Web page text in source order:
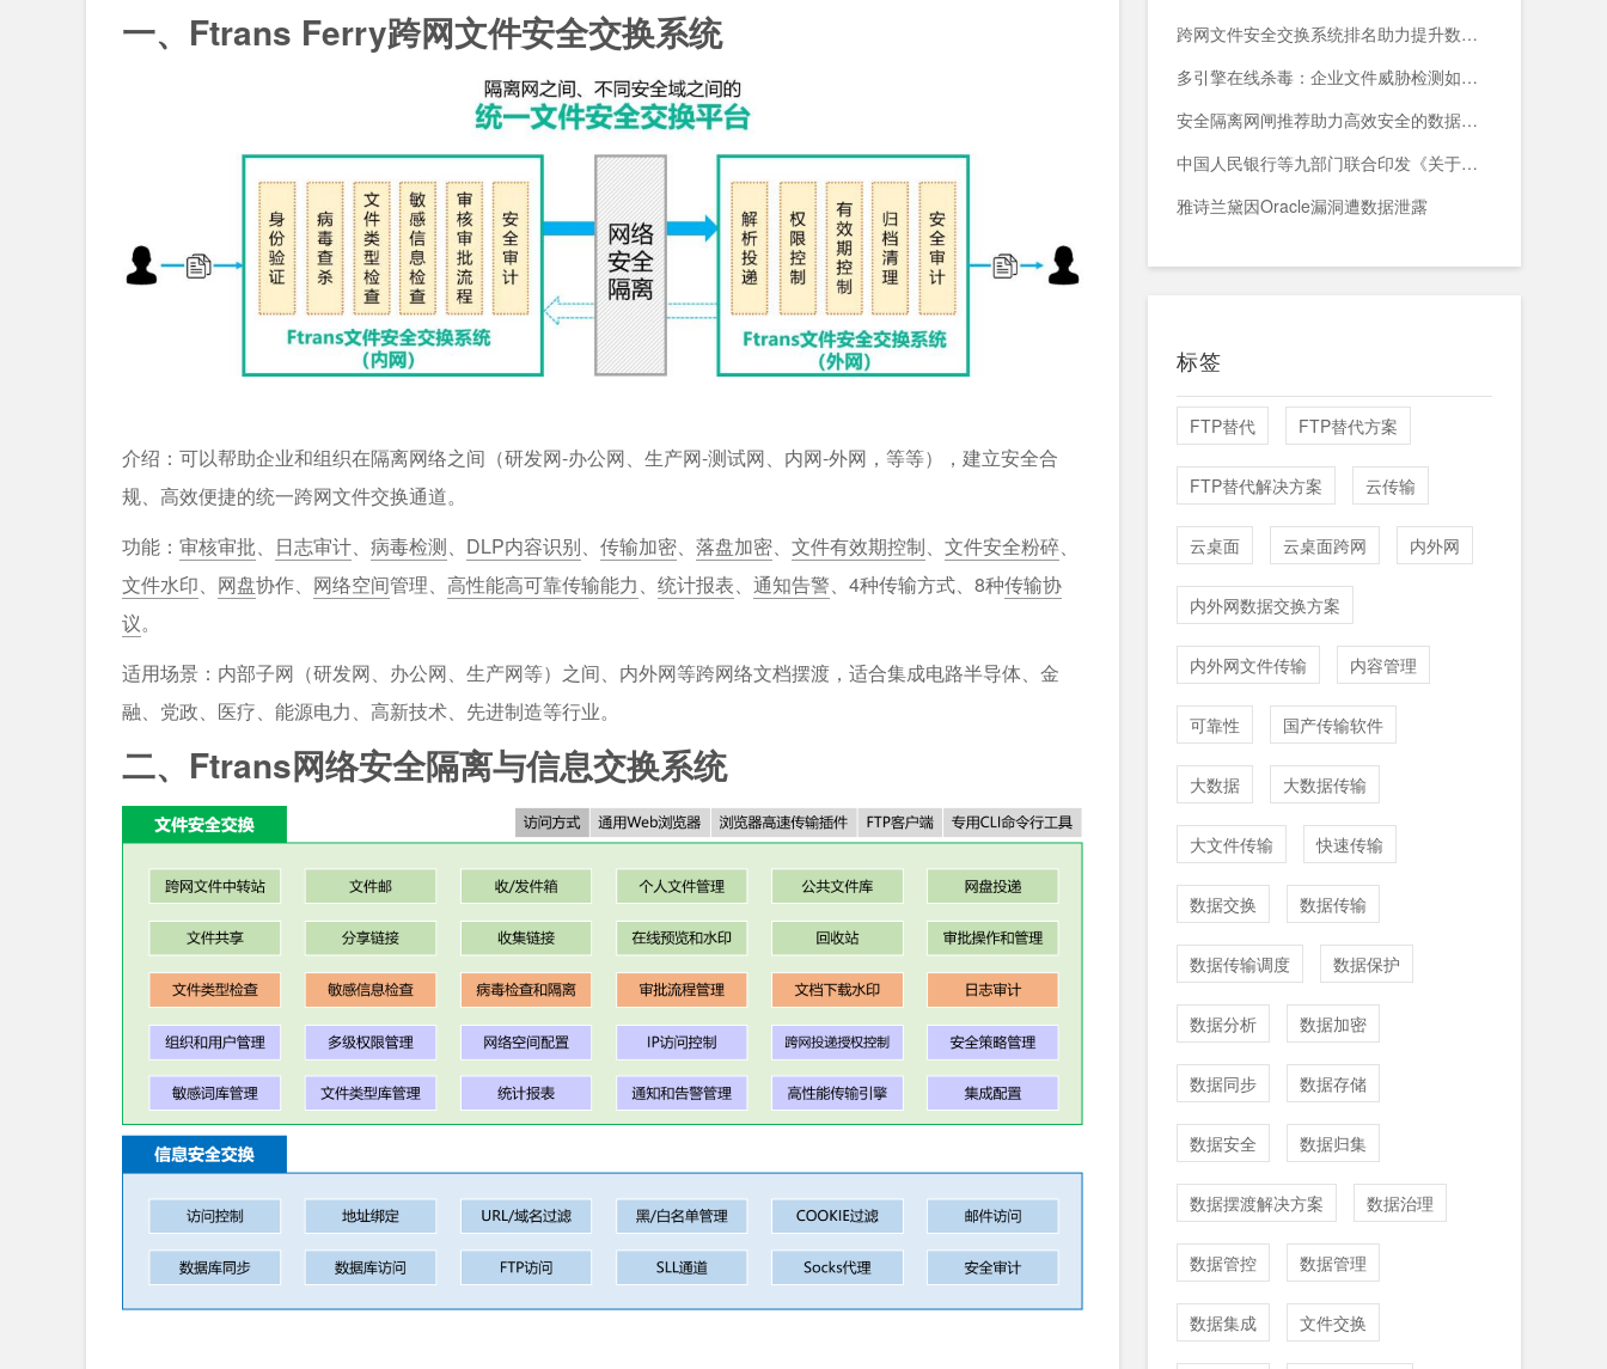
一、Ftrans Ferry跨网文件安全交换系统
介绍：可以帮助企业和组织在隔离网络之间（研发网-办公网、生产网-测试网、内网-外网，等等），建立安全合
规、高效便捷的统一跨网文件交换通道。
功能： 审核审批、 日志审计、 病毒检测、 DLP内容识别、 传输加密、 落盘加密、 文件有效期控制、 文件安全粉碎、
文件水印、 网盘协作、 网络空间管理、 高性能高可靠传输能力、 统计报表、 通知告警、4种传输方式、8种传输协
议。
适用场景：内部子网（研发网、办公网、生产网等）之间、内外网等跨网络文档摆渡，适合集成电路半导体、金
融、党政、医疗、能源电力、高新技术、先进制造等行业。
二、Ftrans网络安全隔离与信息交换系统
跨网文件安全交换系统排名助力提升数据传输安全与效率
多引擎在线杀毒：企业文件威胁检测如何减少漏报与误报？
安全隔离网闸推荐助力高效安全的数据交换与网络防护
中国人民银行等九部门联合印发《关于加强科技金融领域数据开发利用的通知》
雅诗兰黛因Oracle漏洞遭数据泄露
标签
FTP替代 FTP替代方案
FTP替代解决方案 云传输
云桌面 云桌面跨网 内外网
内外网数据交换方案
内外网文件传输 内容管理
可靠性 国产传输软件
大数据 大数据传输
大文件传输 快速传输
数据交换 数据传输
数据传输调度 数据保护
数据分析 数据加密
数据同步 数据存储
数据安全 数据归集
数据摆渡解决方案 数据治理
数据管控 数据管理
数据集成 文件交换